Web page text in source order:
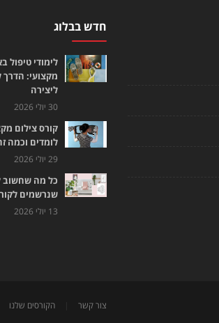
חדש בבלוג
לימודי טיפול
מקצועי: הדרך
ליצירה
30 יולי 2026
קורס צילום
לומדים וכמה
29 יולי 2026
כל מה שחשוב
שנרשמים
13 יולי 2026
צור קשר הקורסים שלנו